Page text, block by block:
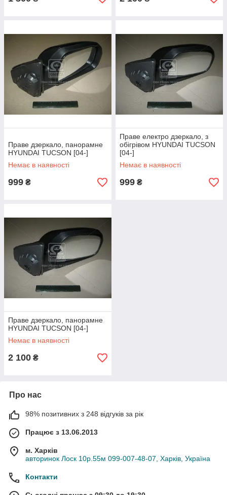
Праве дзеркало, панорамне
HYUNDAI TUCSON [04-]
Немає в наявності
999 ₴
Праве електро дзеркало, з
обігрівом HYUNDAI TUCSON
[04-]
Немає в наявності
999 ₴
Праве дзеркало, панорамне
HYUNDAI TUCSON [04-]
Немає в наявності
2 100 ₴
Про нас
98% позитивних з 248 відгуків за рік
Працює з 13.06.2013
м. Харків
авторинок Лоск 10р.55м 099-007-48-07, Харків, Україна
Контакти